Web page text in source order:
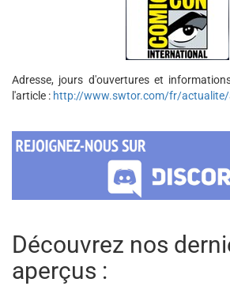
Adresse, jours d'ouvertures et
l'article : http://www.swtor.com/fr/
Découvrez nos
aperçus :